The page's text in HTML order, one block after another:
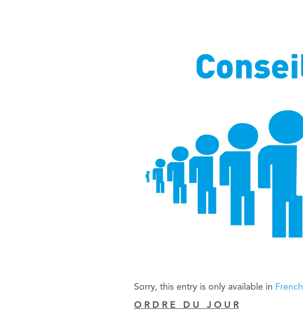
Sorry, this entry is only available in French
O R D R E D U J O U R